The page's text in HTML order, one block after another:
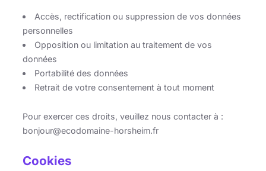
Accès, rectification ou suppression de vos données
personnelles
Opposition ou limitation au traitement de vos
données
Portabilité des données
Retrait de votre consentement à tout moment
Pour exercer ces droits, veuillez nous contacter à :
bonjour@ecodomaine-horsheim.fr
Cookies